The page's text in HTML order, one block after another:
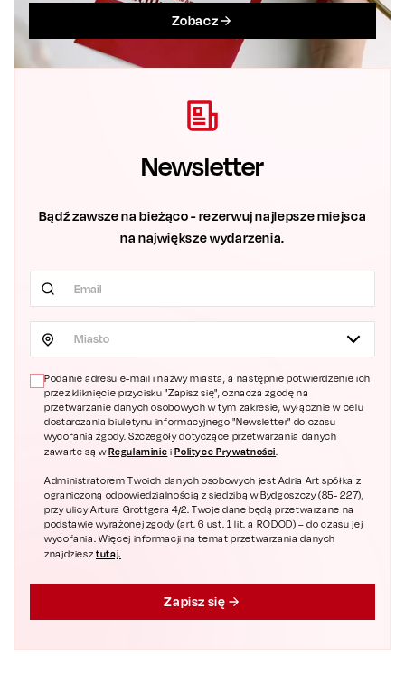
Zobacz
Newsletter
Bądź zawsze na bieżąco - rezerwuj najlepsze miejsca
na największe wydarzenia.
Miasto
Podanie adresu e-mail i nazwy miasta, a następnie potwierdzenie ich
przez kliknięcie przycisku "Zapisz się", oznacza zgodę na
przetwarzanie danych osobowych w tym zakresie, wyłącznie w celu
dostarczania biuletynu informacyjnego "Newsletter" do czasu
wycofania zgody. Szczegóły dotyczące przetwarzania danych
zawarte są wRegulaminie i Polityce Prywatności.
Administratorem Twoich danych osobowych jest Adria Art spółka z
ograniczoną odpowiedzialnością z siedzibą w Bydgoszczy (85- 227),
przy ulicy Artura Grottgera 4/2. Twoje dane będą przetwarzane na
podstawie wyrażonej zgody (art. 6 ust. 1 lit. a RODOD) – do czasu jej
wycofania. Więcej informacji na temat przetwarzania danych
znajdziesztutaj.
Zapisz się